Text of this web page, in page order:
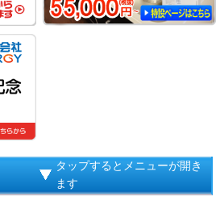
タップするとメニューが開き
ます